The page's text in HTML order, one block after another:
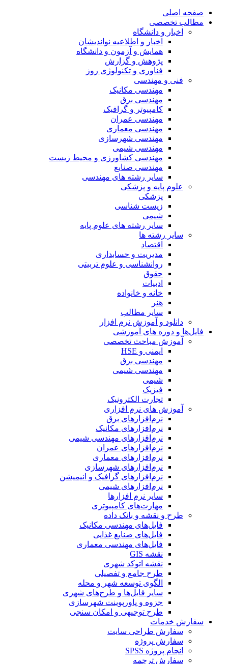
صفحه اصلی
مطالب تخصصی
اخبار و دانشگاه
اخبار و اطلاعیه نواندیشان
همایش و آزمون و دانشگاه
پژوهش و گزارش
فناوری و تکنولوژی روز
فنی و مهندسی
مهندسی مکانیک
مهندسی برق
کامپیوتر و گرافیک
مهندسی عمران
مهندسی معماری
مهندسی شهرسازی
مهندسی شیمی
مهندسی کشاورزی و محیط زیست
مهندسی صنایع
سایر رشته های مهندسی
علوم پایه و پزشکی
پزشکی
زیست شناسی
شیمی
سایر رشته های علوم پایه
سایر رشته ها
اقتصاد
مدیریت و حسابداری
روانشناسی و علوم تربیتی
حقوق
ادبیات
خانه و خانواده
هنر
سایر مطالب
دانلود و آموزش نرم افزار
فایل‌ها و دوره های آموزشی
آموزش مباحث تخصصی
ایمنی و HSE
مهندسی برق
مهندسی شیمی
شیمی
فیزیک
تجارت الکترونیک
آموزش های نرم افزاری
نرم‌افزارهای برق
نرم‌افزارهای مکانیک
نرم‌افزارهای مهندسی شیمی
نرم‌افزارهای عمران
نرم‌افزارهای معماری
نرم‌افزارهای شهرسازی
نرم‌افزارهای گرافیک و انیمیشن
نرم‌افزارهای شیمی
سایر نرم افزارها
مهارت‌های کامپیوتری
طرح و نقشه و بانک داده
فایل‌های مهندسی مکانیک
فایل‌های صنایع غذایی
فایل‌های مهندسی معماری
نقشه GIS
نقشه اتوکد شهری
طرح جامع و تفصیلی
الگوی توسعه شهر و محله
سایر فایل‌ها و طرح‌های شهری
جزوه و پاورپوینت شهرسازی
طرح توجیهی و امکان سنجی
سفارش خدمات
سفارش طراحی سایت
سفارش پروژه
انجام پروژه SPSS
سفارش ترجمه